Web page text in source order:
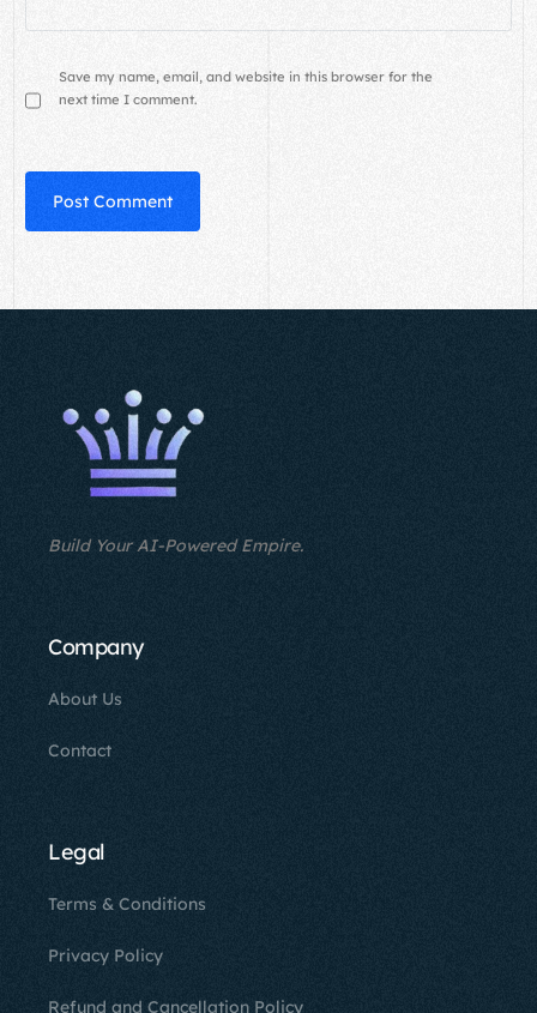
Save my name, email, and website in this browser for the
next time I comment.
Build Your AI-Powered Empire.
Company
About Us
Contact
Legal
Terms & Conditions
Privacy Policy
Refund and Cancellation Policy